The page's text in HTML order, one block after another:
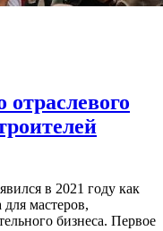
в 2021 году как
мастеров,
бизнеса. Первое